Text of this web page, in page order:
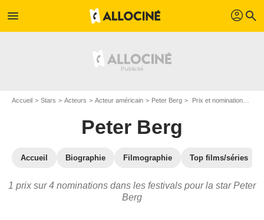
menu profil search
Accueil Stars Acteurs Acteur américain Peter Berg Prix et nominations de Peter Berg
Peter Berg
Accueil Biographie Filmographie Top films/séries
1 prix sur 4 nominations dans les festivals pour la star Peter
Berg